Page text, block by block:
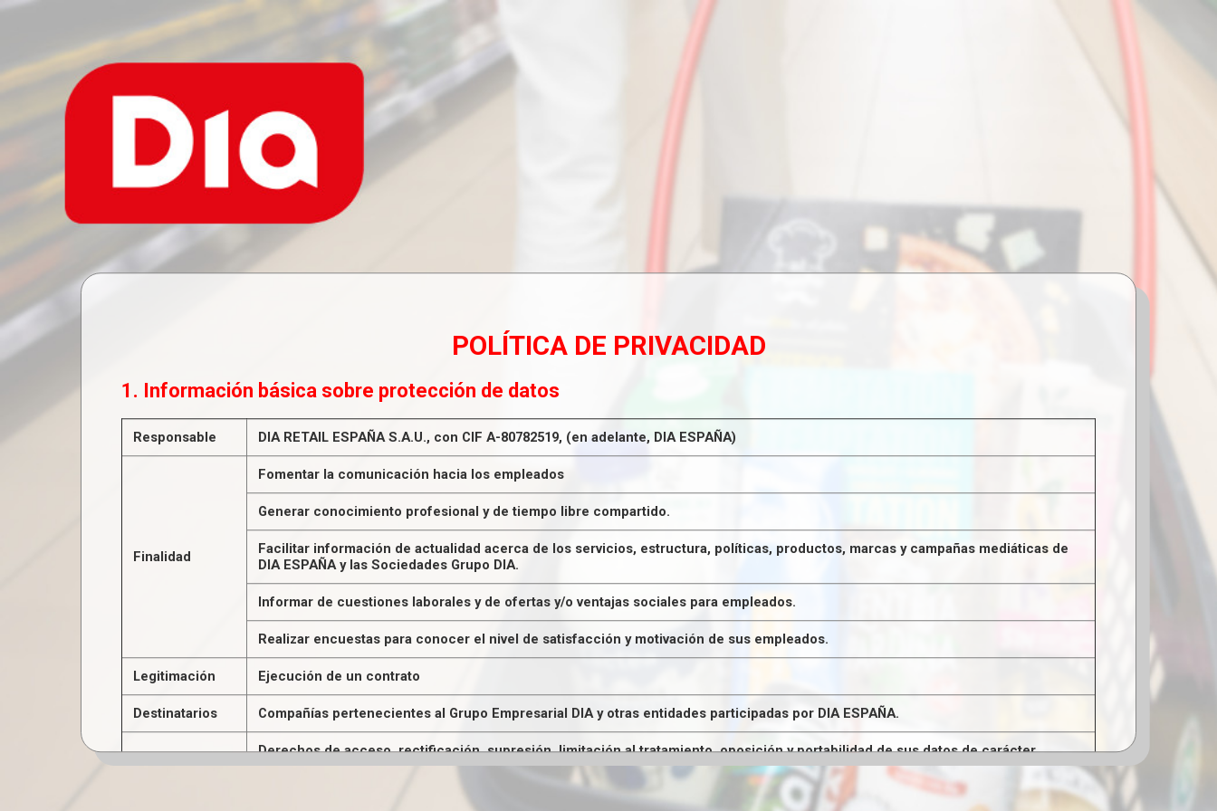
POLÍTICA DE PRIVACIDAD
1. Información básica sobre protección de datos
Responsable DIA RETAIL ESPAÑA S.A.U., con CIF A-80782519, (en adelante, DIA ESPAÑA)
Finalidad
Fomentar la comunicación hacia los empleados
Generar conocimiento profesional y de tiempo libre compartido.
Facilitar información de actualidad acerca de los servicios, estructura, políticas, productos, marcas y campañas mediáticas de
DIA ESPAÑA y las Sociedades Grupo DIA.
Informar de cuestiones laborales y de ofertas y/o ventajas sociales para empleados.
Realizar encuestas para conocer el nivel de satisfacción y motivación de sus empleados.
Legitimación Ejecución de un contrato
Destinatarios Compañías pertenecientes al Grupo Empresarial DIA y otras entidades participadas por DIA ESPAÑA.
Derechos de acceso, rectificación, supresión, limitación al tratamiento, oposición y portabilidad de sus datos de carácter
personal.